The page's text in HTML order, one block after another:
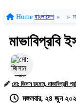
Home বাংলাদেশ » »
মাভাবিপ্রবি
মো: জিসান রহমান, মাভাবিপ্রবি
মঙ্গলবার, ২৪ জুন